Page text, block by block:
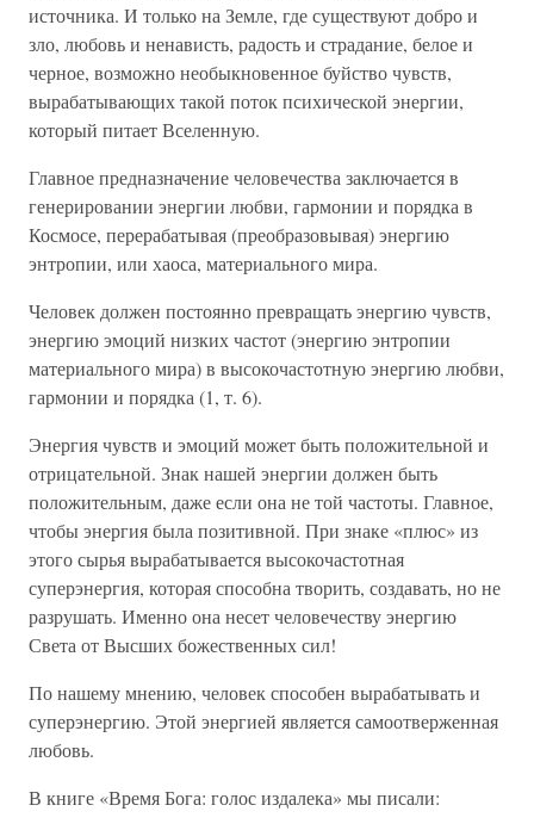
источника. И только на Земле, где существуют добро и
зло, любовь и ненависть, радость и страдание, белое и
черное, возможно необыкновенное буйство чувств,
вырабатывающих такой поток психической энергии,
который питает Вселенную.
Главное предназначение человечества заключается в
генерировании энергии любви, гармонии и порядка в
Космосе, перерабатывая (преобразовывая) энергию
энтропии, или хаоса, материального мира.
Человек должен постоянно превращать энергию чувств,
энергию эмоций низких частот (энергию энтропии
материального мира) в высокочастотную энергию любви,
гармонии и порядка (1, т. 6).
Энергия чувств и эмоций может быть положительной и
отрицательной. Знак нашей энергии должен быть
положительным, даже если она не той частоты. Главное,
чтобы энергия была позитивной. При знаке «плюс» из
этого сырья вырабатывается высокочастотная
суперэнергия, которая способна творить, создавать, но не
разрушать. Именно она несет человечеству энергию
Света от Высших божественных сил!
По нашему мнению, человек способен вырабатывать и
суперэнергию. Этой энергией является самоотверженная
любовь.
В книге «Время Бога: голос издалека» мы писали: